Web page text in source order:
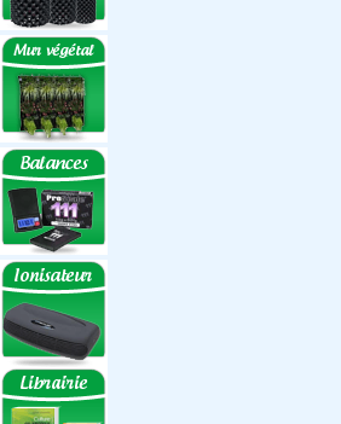
Box par marque
Hortibox
Homebox
Dark Room II
GrowLab
Box par taille
Box 40 cm
Box 60 cm
Box 80-90 cm
Box 120 cm
Autres tailles Box